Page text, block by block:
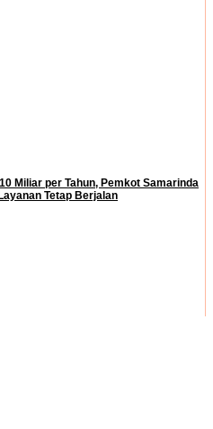
Miliar per Tahun, Pemkot Samarinda
Tetap Berjalan